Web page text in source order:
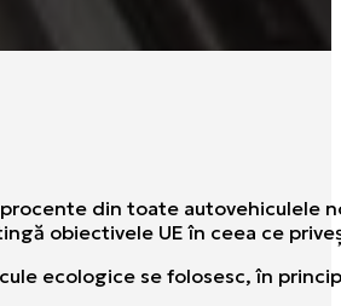
din toate autovehiculele
obiectivele UE în ceea ce
ecologice se folosesc, în